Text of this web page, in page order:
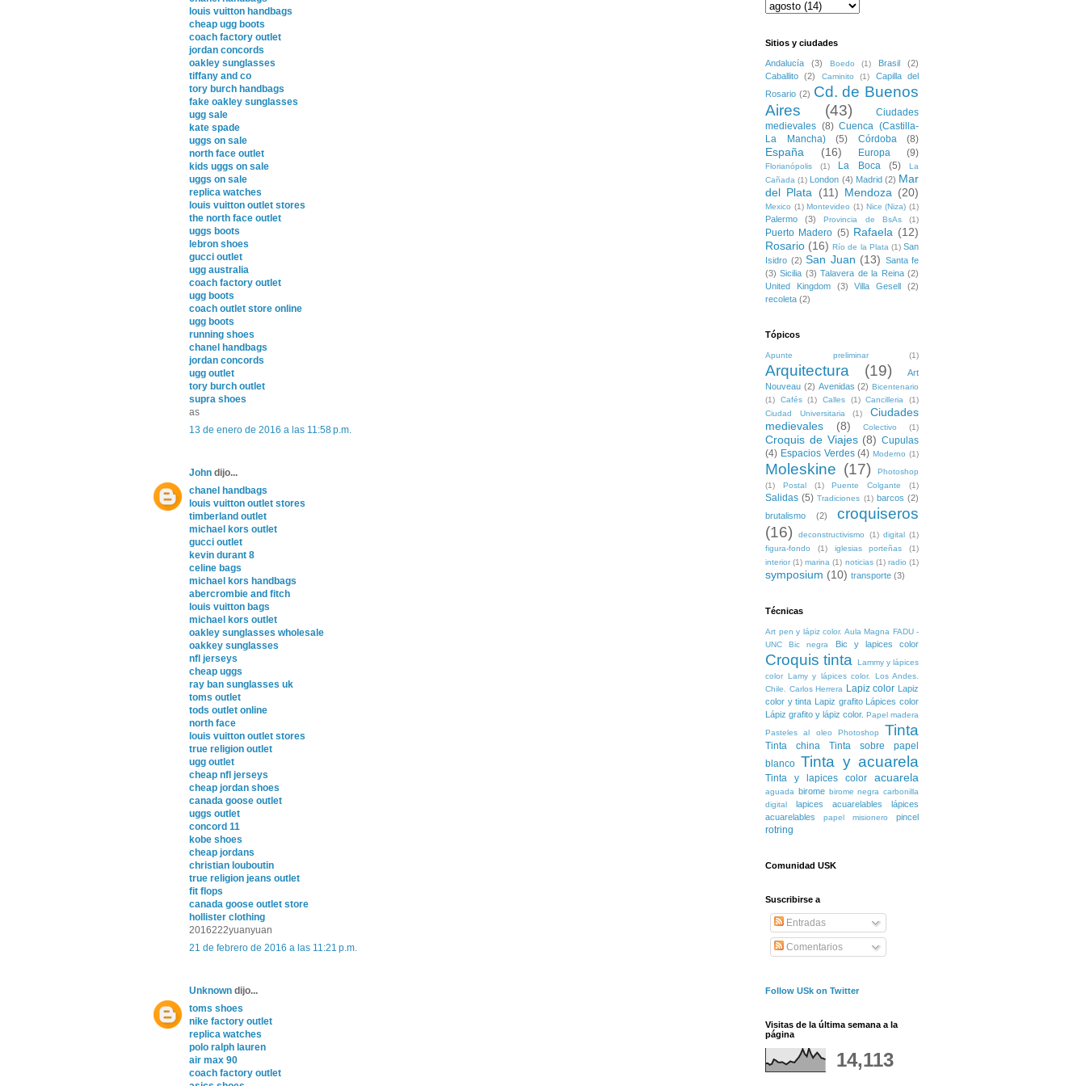
louis vuitton handbags
cheap ugg boots
coach factory outlet
jordan concords
oakley sunglasses
tiffany and co
tory burch handbags
fake oakley sunglasses
ugg sale
kate spade
uggs on sale
north face outlet
kids uggs on sale
uggs on sale
replica watches
louis vuitton outlet stores
the north face outlet
uggs boots
lebron shoes
gucci outlet
ugg australia
coach factory outlet
ugg boots
coach outlet store online
ugg boots
running shoes
chanel handbags
jordan concords
ugg outlet
tory burch outlet
supra shoes
as
13 de enero de 2016 a las 11:58 p.m.
John dijo...
chanel handbags
louis vuitton outlet stores
timberland outlet
michael kors outlet
gucci outlet
kevin durant 8
celine bags
michael kors handbags
abercrombie and fitch
louis vuitton bags
michael kors outlet
oakley sunglasses wholesale
oakkey sunglasses
nfl jerseys
cheap uggs
ray ban sunglasses uk
toms outlet
tods outlet online
north face
louis vuitton outlet stores
true religion outlet
ugg outlet
cheap nfl jerseys
cheap jordan shoes
canada goose outlet
uggs outlet
concord 11
kobe shoes
cheap jordans
christian louboutin
true religion jeans outlet
fit flops
canada goose outlet store
hollister clothing
2016222yuanyuan
21 de febrero de 2016 a las 11:21 p.m.
Unknown dijo...
toms shoes
nike factory outlet
replica watches
polo ralph lauren
air max 90
coach factory outlet
Sitios y ciudades
Andalucía (3) Boedo (1) Brasil
(2)
Caballito
(2) Caminito (1)
Capilla del
Rosario (2) Cd. de Buenos
Aires
(43)
Ciudades
medievales (8) Cuenca (Castilla-
La Mancha)
(5) Córdoba (8)
España (16) Europa (9)
Florianópolis (1) La Boca (5)
La
Cañada (1) London (4) Madrid (2) Mar
del Plata (11) Mendoza (20)
Mexico (1) Montevideo (1) Nice (Niza) (1)
Palermo (3) Provincia de BsAs (1)
Puerto Madero (5) Rafaela (12)
Rosario (16) Río de la Plata (1) San
Isidro (2) San Juan (13) Santa fe
(3) Sicilia (3) Talavera de la Reina (2)
United Kingdom
(3) Villa Gesell
(2)
recoleta (2)
Tópicos
Apunte preliminar (1)
Arquitectura (19)
Art
Nouveau (2) Avenidas (2) Bicentenario
(1)
Cafés (1) Calles (1) Cancilleria
(1)
Ciudad Universitaria
(1)
Ciudades
medievales
(8) Colectivo (1)
Croquis de Viajes (8) Cupulas
(4) Espacios Verdes (4) Moderno (1)
Moleskine (17)
Photoshop
(1)
Postal (1) Puente Colgante (1)
Salidas (5) Tradiciones (1) barcos (2)
brutalismo
(2)
croquiseros
(16)
deconstructivismo (1) digital
(1)
figura-fondo
(1) iglesias porteñas
(1)
interior (1) marina (1) noticias (1) radio (1)
symposium (10) transporte (3)
Técnicas
Art pen y lápiz color. Aula Magna FADU -
UNC
Bic negra Bic y lapices color
Croquis tinta
Lammy y lápices
color
Lamy y lápices color. Los Andes.
Chile. Carlos Herrera Lapiz color
Lapiz
color y tinta
Lapiz grafito
Lápices color
Lápiz grafito y lápiz color. Papel madera
Pasteles al oleo
Photoshop Tinta
Tinta china
Tinta sobre papel
blanco Tinta y acuarela
Tinta y lapices color acuarela
aguada birome birome negra carbonilla
digital
lapices acuarelables
lápices
acuarelables
papel misionero pincel
rotring
Comunidad USK
Suscribirse a
Entradas
Comentarios
Follow USk on Twitter
Visitas de la última semana a la
página
14,113